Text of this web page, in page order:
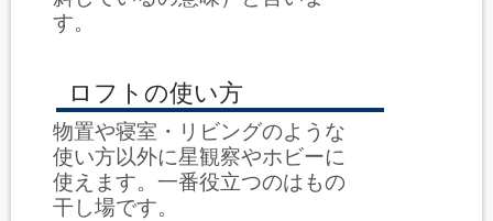
す。
ロフトの使い方
物置や寝室・リビングのような
使い方以外に星観察やホビーに
使えます。一番役立つのはもの
干し場です。